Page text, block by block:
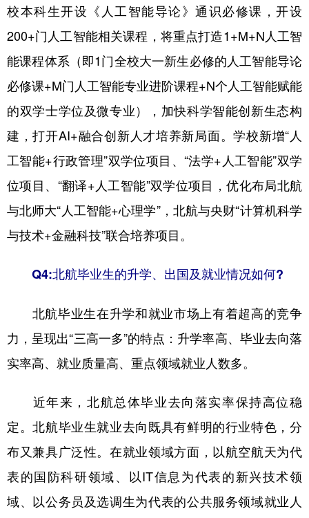
校本科生开设《人工智能导论》通识必修课，开设
200+门人工智能相关课程，将重点打造1+M+N人工智
能课程体系（即1门全校大一新生必修的人工智能导论
必修课+M门人工智能专业进阶课程+N个人工智能赋能
的双学士学位及微专业），加快科学智能创新生态构
建，打开AI+融合创新人才培养新局面。学校新增“人
工智能+行政管理”双学位项目、“法学+人工智能”双学
位项目、“翻译+人工智能”双学位项目，优化布局北航
与北师大“人工智能+心理学”，北航与央财“计算机科学
与技术+金融科技”联合培养项目。
Q4:北航毕业生的升学、出国及就业情况如何?
北航毕业生在升学和就业市场上有着超高的竞争
力，呈现出“三高一多”的特点：升学率高、毕业去向落
实率高、就业质量高、重点领域就业人数多。
近年来，北航总体毕业去向落实率保持高位稳
定。北航毕业生就业去向既具有鲜明的行业特色，分
布又兼具广泛性。在就业领域方面，以航空航天为代
表的国防科研领域、以IT信息为代表的新兴技术领
域、以公务员及选调生为代表的公共服务领域就业人